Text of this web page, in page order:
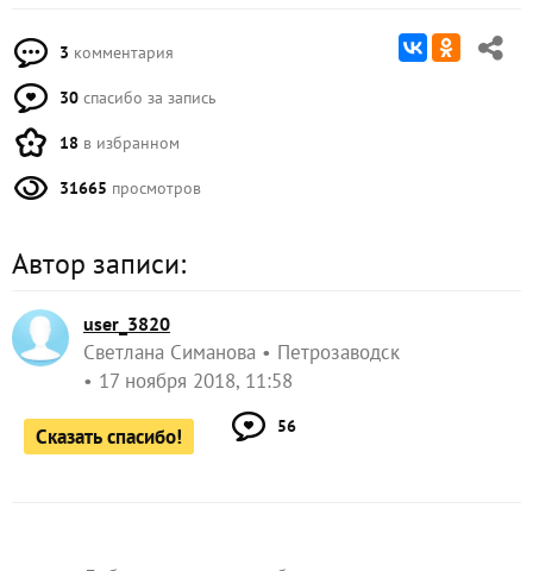
3 комментария
30 спасибо за запись
18 в избранном
31665 просмотров
Автор записи:
user_3820
Светлана Симанова
Петрозаводск
17 ноября 2018, 11:58
Сказать спасибо! 56